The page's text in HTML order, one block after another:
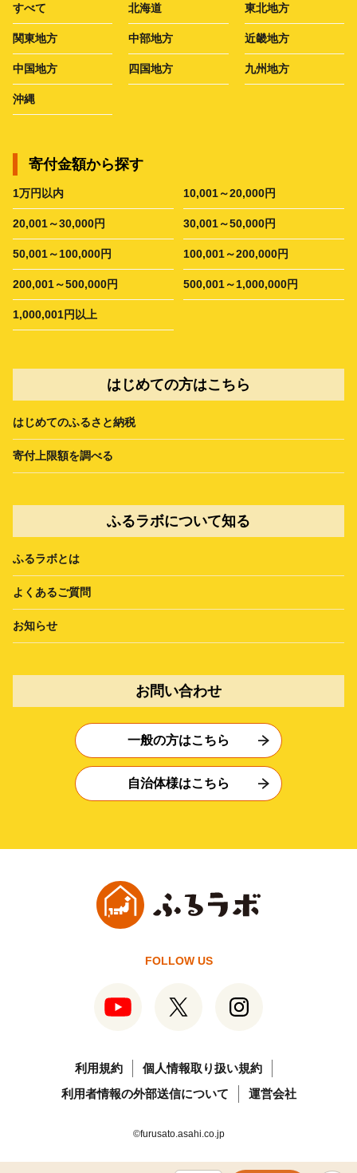
すべて 北海道 東北地方
関東地方 中部地方 近畿地方
中国地方 四国地方 九州地方
沖縄
寄付金額から探す
1万円以内 10,001～20,000円
20,001～30,000円 30,001～50,000円
50,001～100,000円 100,001～200,000円
200,001～500,000円 500,001～1,000,000円
1,000,001円以上
はじめての方はこちら
はじめてのふるさと納税
寄付上限額を調べる
ふるラボについて知る
ふるラボとは
よくあるご質問
お知らせ
お問い合わせ
一般の方はこちら
自治体様はこちら
FOLLOW US
利用規約
個人情報取り扱い規約
利用者情報の外部送信について
運営会社
©furusato.asahi.co.jp